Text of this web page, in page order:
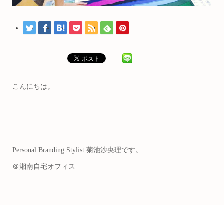
こんにちは。
Personal Branding Stylist 菊池沙央理です。
＠湘南自宅オフィス